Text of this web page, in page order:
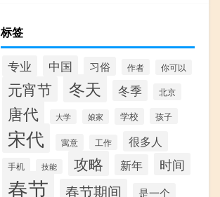
标签
专业 中国 习俗 作者 你可以
元宵节 冬天 冬季 北京
唐代 大学 娘家 学校 孩子
宋代 寓意 工作 很多人
手机 技能 攻略 新年 时间
春节 春节期间 是一个